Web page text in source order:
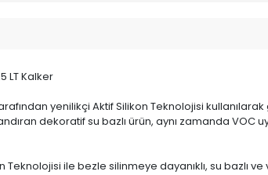
LT Kalker
yenilikçi Aktif Silikon Teknolojisi
dekoratif su bazlı ürün, aynı zamanda VOC
Teknolojisi ile bezle silinmeye dayanıklı, su bazlı